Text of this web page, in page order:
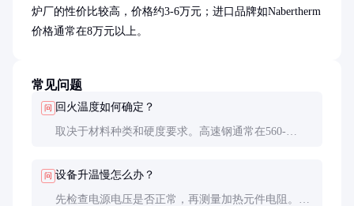
炉厂的性价比较高，价格约3-6万元；进口品牌如Nabertherm
价格通常在8万元以上。
常见问题
问 回火温度如何确定？
取决于材料种类和硬度要求。高速钢通常在560-
问 设备升温慢怎么办？
先检查电源电压是否正常，再测量加热元件电阻。常